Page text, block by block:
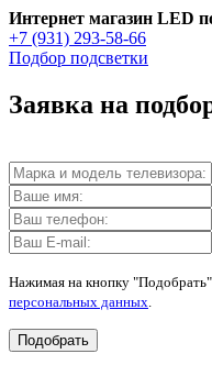
Интернет магазин LED
+7 (931) 293-58-66
Подбор подсветки
Заявка на
Нажимая на кнопку
персональных данных
Подобрать